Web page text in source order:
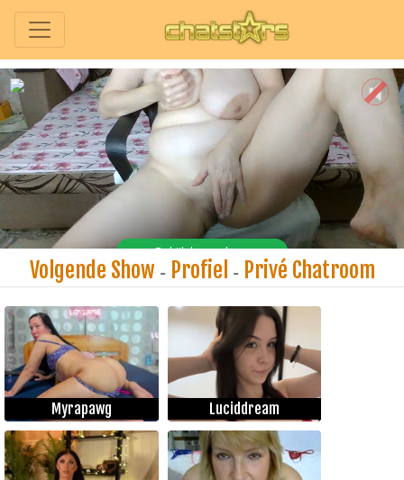
Volgende Show - Profiel - Privé Chatroom
Myrapawg Luciddream